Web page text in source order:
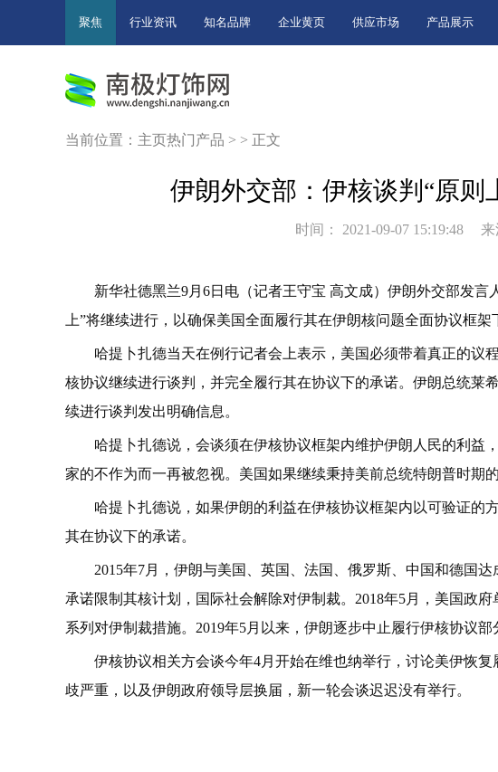
聚焦 行业资讯 知名品牌 企业黄页 供应市场 产品展示
当前位置： 主页热门产品 > > 正文
伊朗外交部：伊核谈判“原则
时间： 2021-09-07 15:19:48 来
新华社德黑兰9月6日电（记者王守宝 高文成）伊朗外交部发言
上”将继续进行，以确保美国全面履行其在伊朗核问题全面协议框架
哈提卜扎德当天在例行记者会上表示，美国必须带着真正的议
核协议继续进行谈判，并完全履行其在协议下的承诺。伊朗总统莱
续进行谈判发出明确信息。
哈提卜扎德说，会谈须在伊核协议框架内维护伊朗人民的利益
家的不作为而一再被忽视。美国如果继续秉持美前总统特朗普时期
哈提卜扎德说，如果伊朗的利益在伊核协议框架内以可验证的
其在协议下的承诺。
2015年7月，伊朗与美国、英国、法国、俄罗斯、中国和德国
承诺限制其核计划，国际社会解除对伊制裁。2018年5月，美国政
系列对伊制裁措施。2019年5月以来，伊朗逐步中止履行伊核协议部
伊核协议相关方会谈今年4月开始在维也纳举行，讨论美伊恢
歧严重，以及伊朗政府领导层换届，新一轮会谈迟迟没有举行。